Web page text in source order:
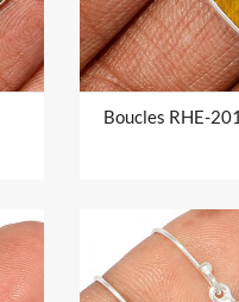
Boucles RHE-201